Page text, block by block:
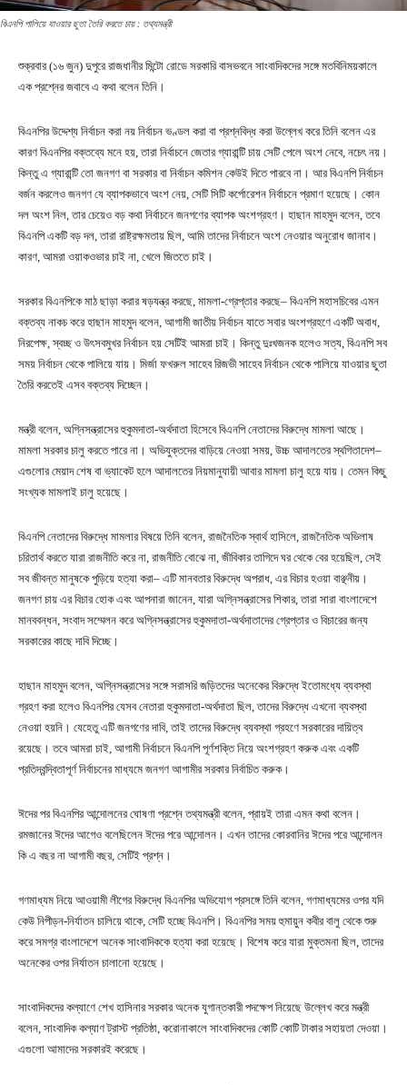
বিএনপি পালিয়ে যাওয়ার ছুতা তৈরি করতে চায় : তথ্যমন্ত্রী
শুক্রবার (১৬ জুন) দুপুরে রাজধানীর মিন্টো রোডে সরকারি বাসভবনে সাংবাদিকদের সঙ্গে মতবিনিময়কালে
এক প্রশ্নের জবাবে এ কথা বলেন তিনি।
বিএনপির উদ্দেশ্য নির্বাচন করা নয় নির্বাচন ভণ্ডল করা বা প্রশ্নবিদ্ধ করা উল্লেখ করে তিনি বলেন এর
কারণ বিএনপির বক্তব্যে মনে হয়, তারা নির্বাচনে জেতার গ্যারান্টি চায় সেটি পেলে অংশ নেবে, নচেৎ নয়।
কিন্তু এ গ্যারান্টি তো জনগণ বা সরকার বা নির্বাচন কমিশন কেউই দিতে পারবে না। আর বিএনপি নির্বাচন
বর্জন করলেও জনগণ যে ব্যাপকভাবে অংশ নেয়, সেটি সিটি কর্পোরেশন নির্বাচনে প্রমাণ হয়েছে। কোন
দল অংশ নিল, তার চেয়েও বড় কথা নির্বাচনে জনগণের ব্যাপক অংশগ্রহণ। হাছান মাহমুদ বলেন, তবে
বিএনপি একটি বড় দল, তারা রাষ্ট্রক্ষমতায় ছিল, আমি তাদের নির্বাচনে অংশ নেওয়ার অনুরোধ জানাব।
কারণ, আমরা ওয়াকওভার চাই না, খেলে জিততে চাই।
সরকার বিএনপিকে মাঠ ছাড়া করার ষড়যন্ত্র করছে, মামলা-গ্রেপ্তার করছে– বিএনপি মহাসচিবের এমন
বক্তব্য নাকচ করে হাছান মাহমুদ বলেন, আগামী জাতীয় নির্বাচন যাতে সবার অংশগ্রহণে একটি অবাধ,
নিরপেক্ষ, স্বচ্ছ ও উৎসবমুখর নির্বাচন হয় সেটিই আমরা চাই। কিন্তু দুঃখজনক হলেও সত্য, বিএনপি সব
সময় নির্বাচন থেকে পালিয়ে যায়। মির্জা ফখরুল সাহেব রিজভী সাহেব নির্বাচন থেকে পালিয়ে যাওয়ার ছুতা
তৈরি করতেই এসব বক্তব্য দিচ্ছেন।
মন্ত্রী বলেন, অগ্নিসন্ত্রাসের হুকুমদাতা-অর্থদাতা হিসেবে বিএনপি নেতাদের বিরুদ্ধে মামলা আছে।
মামলা সরকার চালু করতে পারে না। অভিযুক্তদের বাড়িয়ে নেওয়া সময়, উচ্চ আদালতের স্থগিতাদেশ–
এগুলোর মেয়াদ শেষ বা ভ্যাকেট হলে আদালতের নিয়মানুযায়ী আবার মামলা চালু হয়ে যায়। তেমন কিছু
সংখ্যক মামলাই চালু হয়েছে।
বিএনপি নেতাদের বিরুদ্ধে মামলার বিষয়ে তিনি বলেন, রাজনৈতিক স্বার্থ হাসিলে, রাজনৈতিক অভিলাষ
চরিতার্থ করতে যারা রাজনীতি করে না, রাজনীতি বোঝে না, জীবিকার তাগিদে ঘর থেকে বের হয়েছিল, সেই
সব জীবন্ত মানুষকে পুড়িয়ে হত্যা করা– এটি মানবতার বিরুদ্ধে অপরাধ, এর বিচার হওয়া বাঞ্ছনীয়।
জনগণ চায় এর বিচার হোক এবং আপনারা জানেন, যারা অগ্নিসন্ত্রাসের শিকার, তারা সারা বাংলাদেশে
মানববন্ধন, সংবাদ সম্মেলন করে অগ্নিসন্ত্রাসের হুকুমদাতা-অর্থদাতাদের গ্রেপ্তার ও বিচারের জন্য
সরকারের কাছে দাবি দিচ্ছে।
হাছান মাহমুদ বলেন, অগ্নিসন্ত্রাসের সঙ্গে সরাসরি জড়িতদের অনেকের বিরুদ্ধে ইতোমধ্যে ব্যবস্থা
গ্রহণ করা হলেও বিএনপির যেসব নেতারা হুকুমদাতা-অর্থদাতা ছিল, তাদের বিরুদ্ধে এখনো ব্যবস্থা
নেওয়া হয়নি। যেহেতু এটি জনগণের দাবি, তাই তাদের বিরুদ্ধে ব্যবস্থা গ্রহণে সরকারের দায়িত্ব
রয়েছে। তবে আমরা চাই, আগামী নির্বাচনে বিএনপি পূর্ণশক্তি নিয়ে অংশগ্রহণ করুক এবং একটি
প্রতিদ্বন্দ্বিতাপূর্ণ নির্বাচনের মাধ্যমে জনগণ আগামীর সরকার নির্বাচিত করুক।
ঈদের পর বিএনপির আন্দোলনের ঘোষণা প্রশ্নে তথ্যমন্ত্রী বলেন, প্রায়ই তারা এমন কথা বলেন।
রমজানের ঈদের আগেও বলেছিলেন ঈদের পরে আন্দোলন। এখন তাদের কোরবানির ঈদের পরে আন্দোলন
কি এ বছর না আগামী বছর, সেটিই প্রশ্ন।
গণমাধ্যম নিয়ে আওয়ামী লীগের বিরুদ্ধে বিএনপির অভিযোগ প্রসঙ্গে তিনি বলেন, গণমাধ্যমের ওপর যদি
কেউ নিপীড়ন-নির্যাতন চালিয়ে থাকে, সেটি হচ্ছে বিএনপি। বিএনপির সময় হুমায়ুন কবীর বালু থেকে শুরু
করে সমগ্র বাংলাদেশে অনেক সাংবাদিককে হত্যা করা হয়েছে। বিশেষ করে যারা মুক্তমনা ছিল, তাদের
অনেকের ওপর নির্যাতন চালানো হয়েছে।
সাংবাদিকদের কল্যাণে শেখ হাসিনার সরকার অনেক যুগান্তকারী পদক্ষেপ নিয়েছে উল্লেখ করে মন্ত্রী
বলেন, সাংবাদিক কল্যাণ ট্রাস্ট প্রতিষ্ঠা, করোনাকালে সাংবাদিকদের কোটি কোটি টাকার সহায়তা দেওয়া।
এগুলো আমাদের সরকারই করেছে।